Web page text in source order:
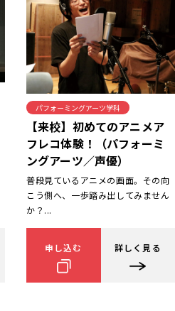
パフォーミングアーツ学科
【来校】初めてのアニメア
フレコ体験！（パフォーミ
ングアーツ／声優）
普段見ているアニメの画面。その向
こう側へ、一歩踏み出してみません
か？...
申し込む 詳しく見る